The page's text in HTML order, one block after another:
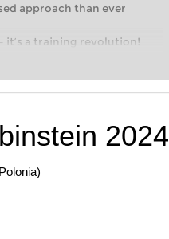
approach than ever
it’s a training revolution!
the world of club chess,
more personalised
2024